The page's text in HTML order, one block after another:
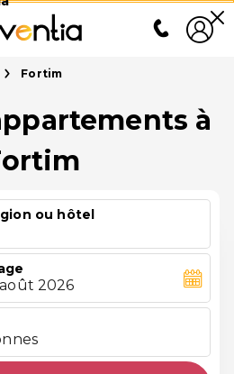
Fortim
à
ou hôtel
août 2026